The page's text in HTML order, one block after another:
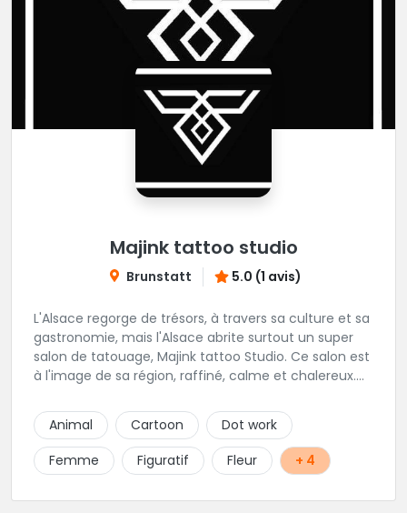
Majink tattoo studio
Brunstatt 5.0 (1 avis)
L'Alsace regorge de trésors, à travers sa culture et sa
gastronomie, mais l'Alsace abrite surtout un super
salon de tatouage, Majink tattoo Studio. Ce salon est
à l'image de sa région, raffiné, calme et chalereux.
découvrir son super shop !
Animal Cartoon
Dot work
Femme
Figuratif Fleur + 4